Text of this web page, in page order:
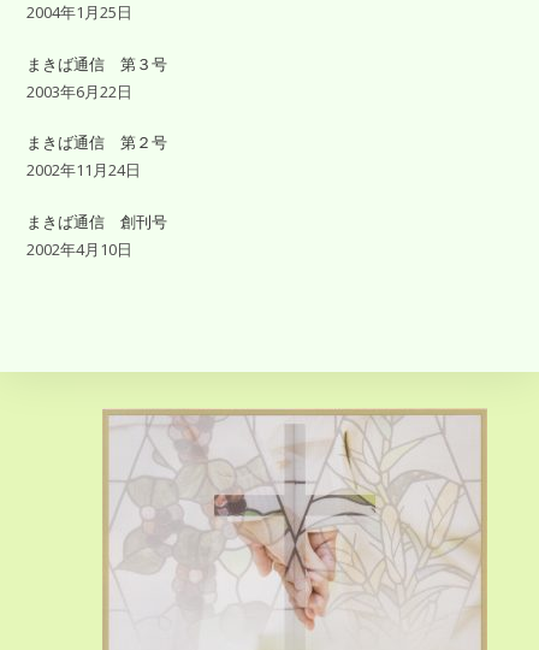
2004年1月25日
まきば通信 第３号
2003年6月22日
まきば通信 第２号
2002年11月24日
まきば通信 創刊号
2002年4月10日